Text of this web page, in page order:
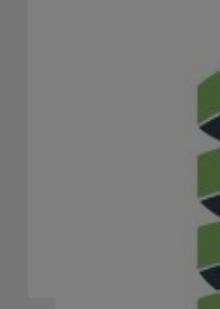
CÁMARA ARGENTINA
BINGOS Y ANEXOS -
Nuestra institución,
promueve el juego
Asociación / Cámara /